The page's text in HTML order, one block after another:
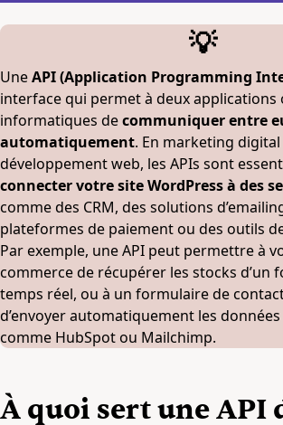
💡
UneAPI (Application Programming
interface qui permet à deux applications
informatiques decommuniquer entre
automatiquement. En marketing
développement web, les APIs sont
connecter votre site WordPress à des
comme des CRM, des solutions
plateformes de paiement ou des outils
Par exemple, une API peut permettre à
commerce de récupérer les stocks d’un
temps réel, ou à un formulaire de
d’envoyer automatiquement les
comme HubSpot ou Mailchimp.
À quoi sert une API